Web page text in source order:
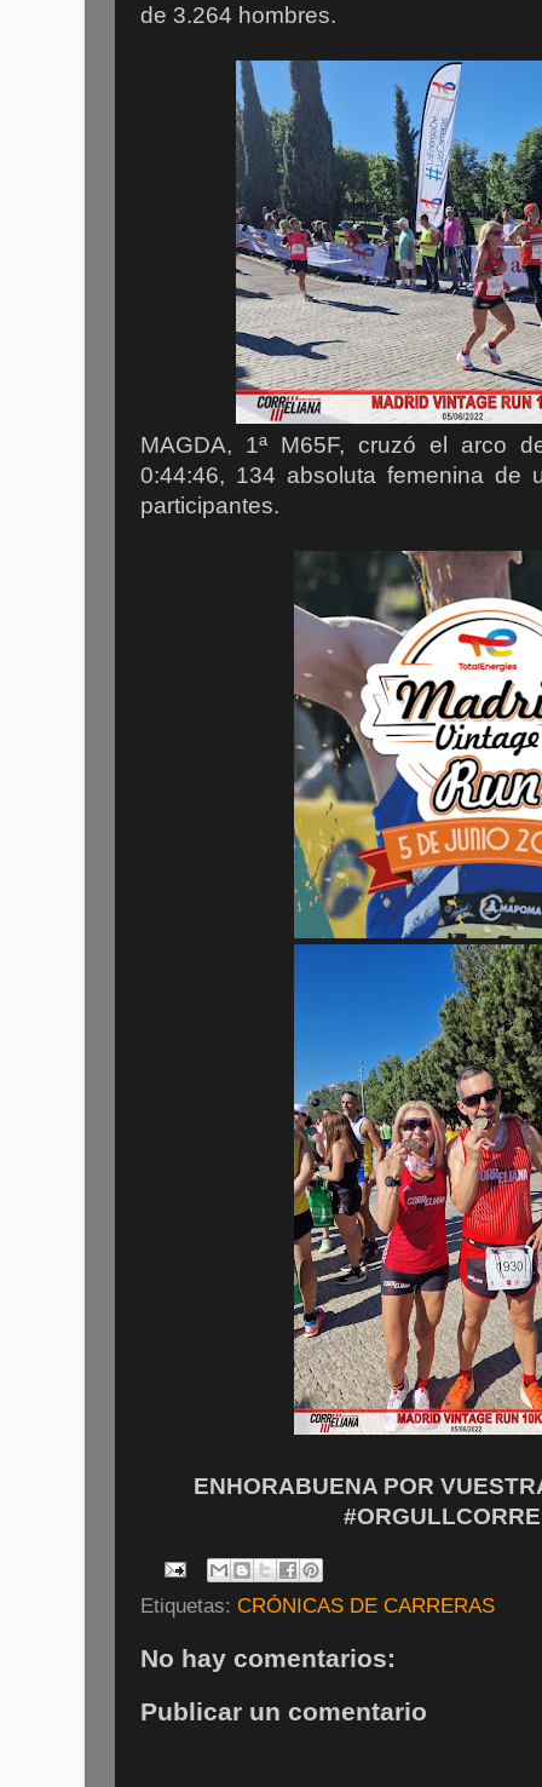
de 3.264 hombres.
MAGDA, 1ª M65F, cruzó el arco
0:44:46, 134 absoluta femenina de
participantes.
ENHORABUENA POR
Etiquetas: CRÓNICAS DE CARRERAS
No hay comentarios:
Publicar un comentario